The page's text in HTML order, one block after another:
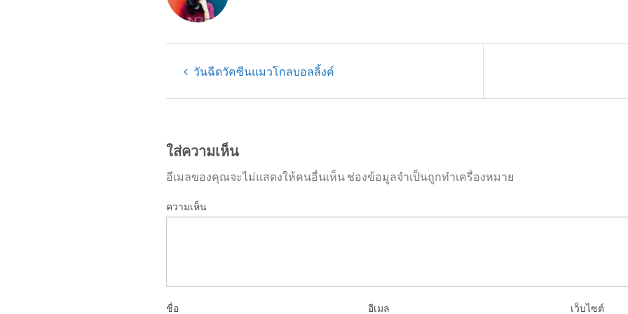
วันฉีดวัคซีนแมวโกลบอลลิ้งค์
ใส่ความเห็น
อีเมลของคุณจะไม่แสดงให้คนอื่นเห็น ช่องข้อมูลจำเป็นถูกทำเครื่องหมาย
ความเห็น
ชื่อ อีเมล เว็บไซต์